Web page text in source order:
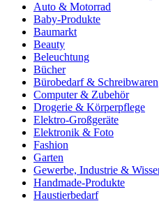
Auto & Motorrad
Baby-Produkte
Baumarkt
Beauty
Beleuchtung
Bücher
Bürobedarf & Schreibwaren
Computer & Zubehör
Drogerie & Körperpflege
Elektro-Großgeräte
Elektronik & Foto
Fashion
Garten
Gewerbe, Industrie &
Handmade-Produkte
Haustierbedarf